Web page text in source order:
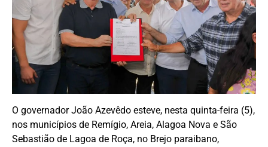
O governador João Azevêdo esteve, nesta quinta-feira (5),
nos municípios de Remígio, Areia, Alagoa Nova e São
Sebastião de Lagoa de Roça, no Brejo paraibano,